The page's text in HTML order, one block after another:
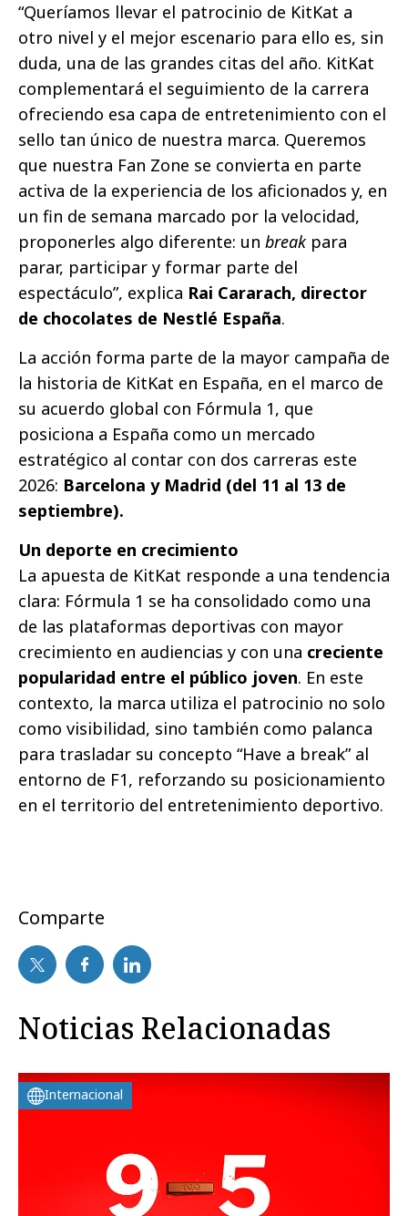
“Queríamos llevar el patrocinio de KitKat a
otro nivel y el mejor escenario para ello es, sin
duda, una de las grandes citas del año. KitKat
complementará el seguimiento de la carrera
ofreciendo esa capa de entretenimiento con el
sello tan único de nuestra marca. Queremos
que nuestra Fan Zone se convierta en parte
activa de la experiencia de los aficionados y, en
un fin de semana marcado por la velocidad,
proponerles algo diferente: un breakpara
parar, participar y formar parte del
espectáculo”, explica Rai Cararach, director
de chocolates de Nestlé España.
La acción forma parte de la mayor campaña de
la historia de KitKat en España, en el marco de
su acuerdo global con Fórmula 1, que
posiciona a España como un mercado
estratégico al contar con dos carreras este
2026: Barcelona y Madrid (del 11 al 13 de
septiembre).
Un deporte en crecimiento
La apuesta de KitKat responde a una tendencia
clara: Fórmula 1 se ha consolidado como una
de las plataformas deportivas con mayor
crecimiento en audiencias y con una creciente
popularidad entre el público joven. En este
contexto, la marca utiliza el patrocinio no solo
como visibilidad, sino también como palanca
para trasladar su concepto “Have a break” al
entorno de F1, reforzando su posicionamiento
en el territorio del entretenimiento deportivo.
Comparte
Noticias Relacionadas
Internacional